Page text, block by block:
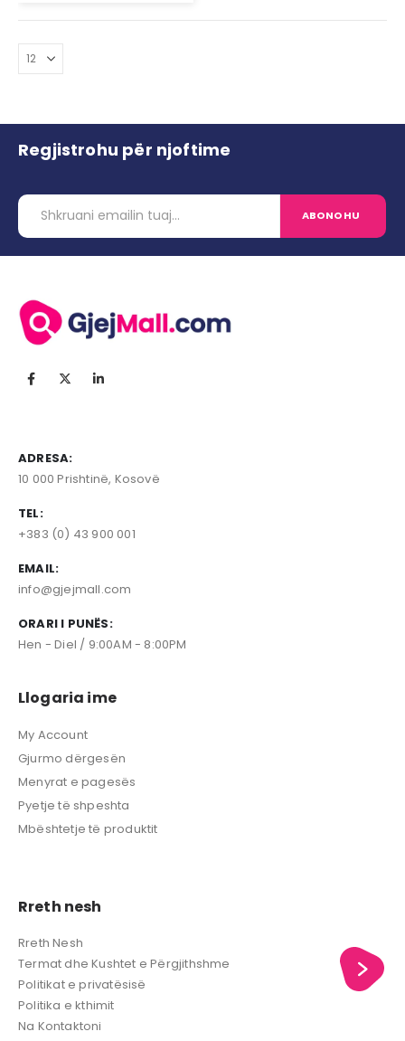
Regjistrohu për njoftime
ADRESA:
10 000 Prishtinë, Kosovë
TEL:
+383 (0) 43 900 001
EMAIL:
info@gjejmall.com
ORARI I PUNËS:
Hen - Diel / 9:00AM - 8:00PM
Llogaria ime
My Account
Gjurmo dërgesën
Menyrat e pagesës
Pyetje të shpeshta
Mbështetje të produktit
Rreth nesh
Rreth Nesh
Termat dhe Kushtet e Përgjithshme
Politikat e privatësisë
Politika e kthimit
Na Kontaktoni